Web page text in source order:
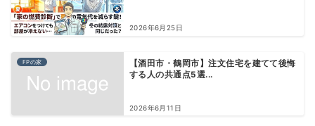
2026年6月25日
FPの家
【酒田市・鶴岡市】注文住宅を建てて後悔
する人の共通点5選...
2026年6月11日